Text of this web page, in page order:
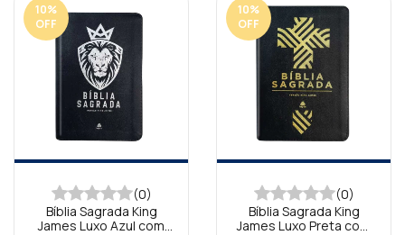
10%
OFF
(0)
Bíblia Sagrada King
James Luxo Azul com
10%
OFF
(0)
Bíblia Sagrada King
James Luxo Preta com